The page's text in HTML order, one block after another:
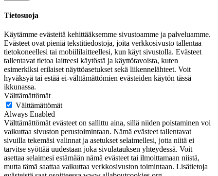
Tietosuoja
Käytämme evästeitä kehittääksemme sivustoamme ja palveluamme.
Evästeet ovat pieniä tekstitiedostoja, joita verkkosivusto tallentaa
tietokoneellesi tai mobiililaitteellesi, kun käyt sivustolla. Evästeet
tallentavat tietoa laitteesi käytöstä ja käyttötavoista, kuten
esimerkiksi erilaiset näyttöasetukset sekä liikennelähteet. Voit
hyväksyä tai estää ei-välttämättömien evästeiden käytön tässä
ikkunassa.
Välttämättömät
Välttämättömät
Always Enabled
Välttämättömät evästeet on sallittu aina, sillä niiden poistaminen voi
vaikuttaa sivuston perustoimintaan. Nämä evästeet tallentavat
sivuilla tekemäsi valinnat ja asetukset selaimellesi, jotta niitä ei
tarvitse syöttää uudestaan joka sivulatauksen yhteydessä. Voit
asettaa selaimesi estämään nämä evästeet tai ilmoittamaan niistä,
mutta tämä saattaa vaikuttaa verkkosivuston toimintaan. Lisätietoja